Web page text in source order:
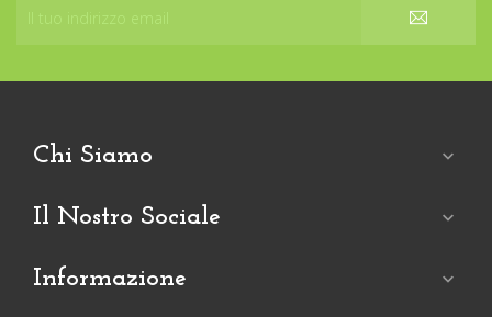
Chi Siamo 
Il Nostro Sociale 
Informazione 